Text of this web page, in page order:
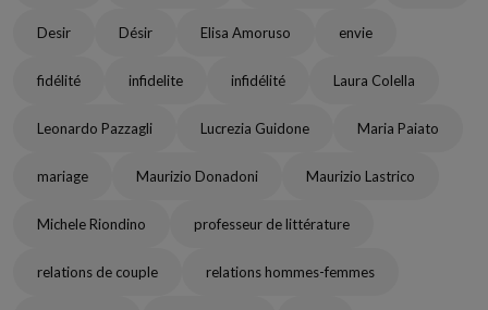
Desir Désir Elisa Amoruso envie
fidélité infidelite infidélité Laura Colella
Leonardo Pazzagli Lucrezia Guidone Maria Paiato
mariage Maurizio Donadoni Maurizio Lastrico
Michele Riondino professeur de littérature
relations de couple relations hommes-femmes